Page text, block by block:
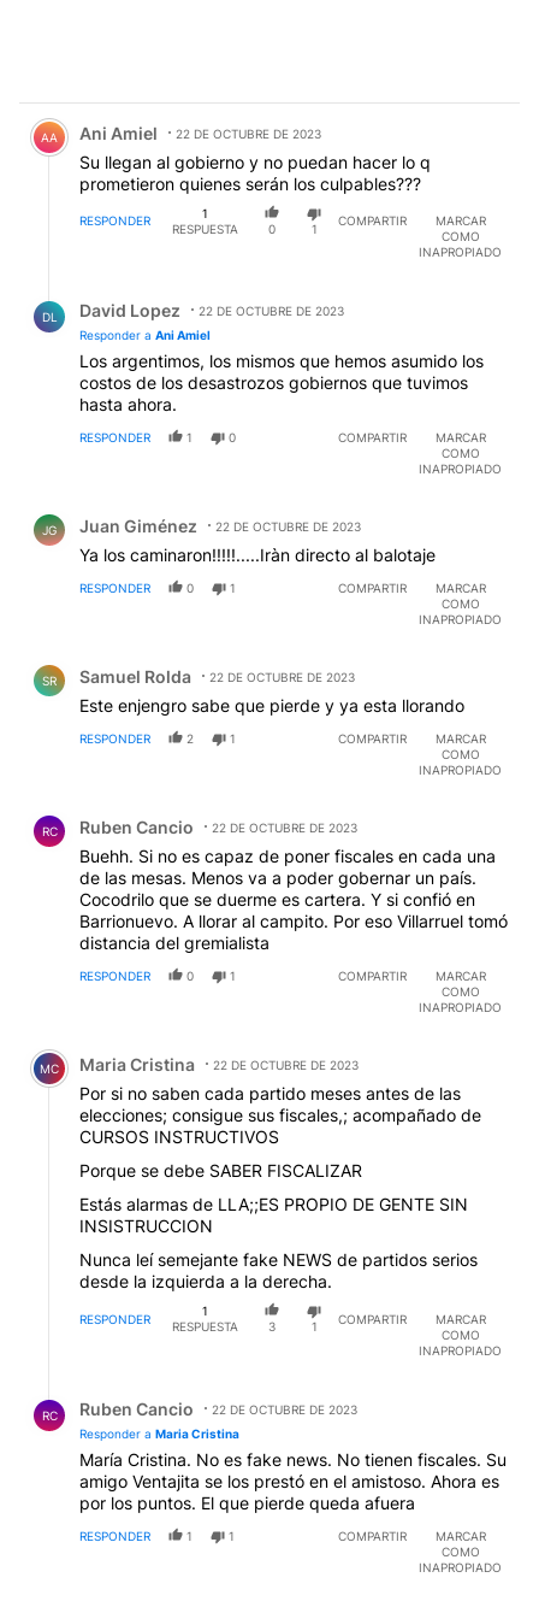
Comentario de Ani Amiel.
AA Ani Amiel 22 DE OCTUBRE DE 2023
Su llegan al gobierno y no puedan hacer lo q
prometieron quienes serán los culpables???
RESPONDER
1
RESPUESTA
0 1
COMPARTIR
MARCAR
COMO
INAPROPIADO
DL David Lopez
22 DE OCTUBRE DE 2023
Responder a Ani Amiel
Los argentimos, los mismos que hemos asumido los
costos de los desastrozos gobiernos que tuvimos
hasta ahora.
RESPONDER 1 0 COMPARTIR
MARCAR
COMO
INAPROPIADO
JG Juan Giménez 22 DE OCTUBRE DE 2023
Ya los caminaron!!!!!.....Iràn directo al balotaje
RESPONDER 0 1 COMPARTIR
MARCAR
COMO
INAPROPIADO
SR Samuel Rolda 22 DE OCTUBRE DE 2023
Este enjengro sabe que pierde y ya esta llorando
RESPONDER 2 1 COMPARTIR
MARCAR
COMO
INAPROPIADO
RC Ruben Cancio 22 DE OCTUBRE DE 2023
Buehh. Si no es capaz de poner fiscales en cada una
de las mesas. Menos va a poder gobernar un país.
Cocodrilo que se duerme es cartera. Y si confió en
Barrionuevo. A llorar al campito. Por eso Villarruel tomó
distancia del gremialista
RESPONDER 0 1 COMPARTIR
MARCAR
COMO
INAPROPIADO
Comentario de Maria Cristina.
MC Maria Cristina 22 DE OCTUBRE DE 2023
Por si no saben cada partido meses antes de las
elecciones; consigue sus fiscales,; acompañado de
CURSOS INSTRUCTIVOS
Porque se debe SABER FISCALIZAR
Estás alarmas de LLA;;ES PROPIO DE GENTE SIN
INSISTRUCCION
Nunca leí semejante fake NEWS de partidos serios
desde la izquierda a la derecha.
RESPONDER
1
RESPUESTA
3 1
COMPARTIR
MARCAR
COMO
INAPROPIADO
RC Ruben Cancio
22 DE OCTUBRE DE 2023
Responder a Maria Cristina
María Cristina. No es fake news. No tienen fiscales. Su
amigo Ventajita se los prestó en el amistoso. Ahora es
por los puntos. El que pierde queda afuera
RESPONDER 1 1 COMPARTIR
MARCAR
COMO
INAPROPIADO